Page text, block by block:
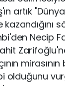
artık
Necip
olduğunu